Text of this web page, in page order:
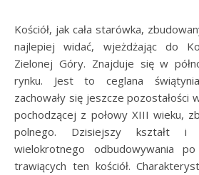
Kościół, jak cała starówka, zbudowany jest na wzgórzu, co
najlepiej widać, wjeżdżając do
Zielonej Góry. Znajduje się w
rynku. Jest to ceglana
zachowały się jeszcze pozostałości
pochodzącej z połowy XIII wieku,
polnego. Dzisiejszy kształt
wielokrotnego odbudowywania
trawiących ten kościół.